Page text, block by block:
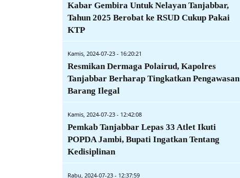
Kabar Gembira Untuk Nelayan Tanjabbar,
Tahun 2025 Berobat ke RSUD Cukup Pakai
KTP
Kamis, 2024-07-23 - 16:20:21
Resmikan Dermaga Polairud, Kapolres
Tanjabbar Berharap Tingkatkan Pengawasan
Barang Ilegal
Kamis, 2024-07-23 - 12:42:08
Pemkab Tanjabbar Lepas 33 Atlet Ikuti
POPDA Jambi, Bupati Ingatkan Tentang
Kedisiplinan
Rabu, 2024-07-23 - 12:37:59